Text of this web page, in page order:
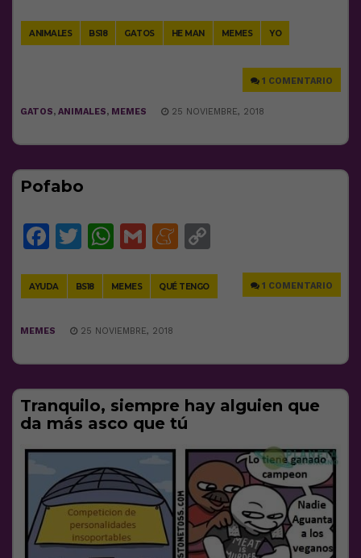
ANIMALES BS18 GATOS HE MAN MEMES YO
1 COMENTARIO
GATOS, ANIMALES, MEMES 25 NOVIEMBRE, 2018
Pofabo
Facebook
Twitter
WhatsApp
GmailMeneame
AYUDA BS18 MEMES QUÉ TENGO 1 COMENTARIO
MEMES 25 NOVIEMBRE, 2018
Tranquilo, siempre hay alguien que
da más asco que tú